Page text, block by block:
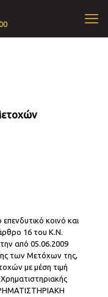
κοινό και
16 του Κ.Ν.
από 05.06.2009
των Μετόχων της,
με μέση τιμή